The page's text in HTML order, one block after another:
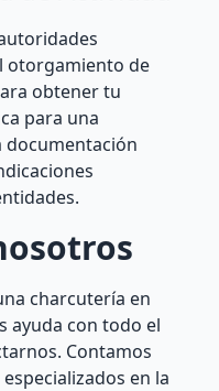
otorgamiento de
obtener tu
para una
documentación
charcutería en
ayuda con todo el
Contamos
en la